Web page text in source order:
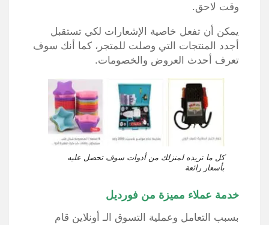
وقت لاحق.
يمكن أن تفعل خاصية الإشعارات لكي تستقبل
أجدد المنتجات التي وصلت للمتجر، كما أنك سوف
تعرف أحدث العروض والخصومات.
كل ما تريده لمنزلك من أدوات سوف تحصل عليه
بأسعار رائعة
خدمة عملاء مميزة من فورديل
بسبب التعامل وعملية التسوق الـ أونلاين قام